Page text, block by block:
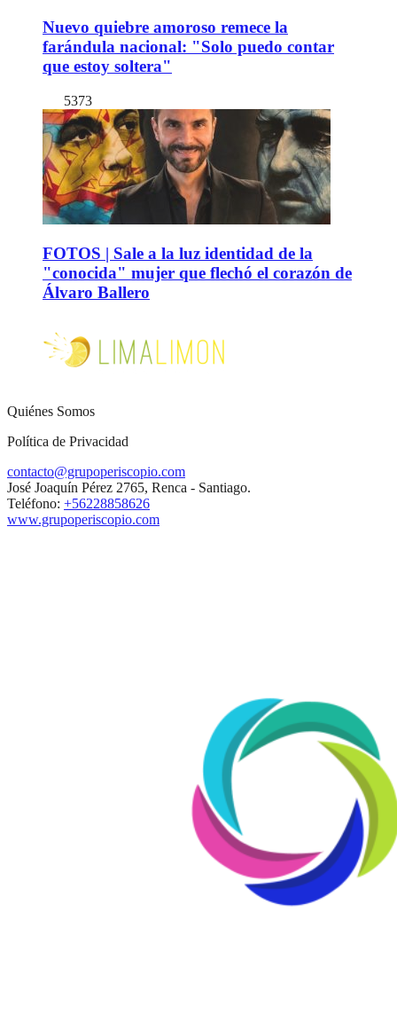
Nuevo quiebre amoroso remece la
farándula nacional: "Solo puedo contar
que estoy soltera"
5373
FOTOS | Sale a la luz identidad de la
"conocida" mujer que flechó el corazón de
Álvaro Ballero
Quiénes Somos
Política de Privacidad
contacto@grupoperiscopio.com
José Joaquín Pérez 2765, Renca - Santiago.
Teléfono: +56228858626
www.grupoperiscopio.com